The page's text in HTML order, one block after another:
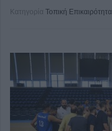
Κατηγορία Τοπική Επικαιρότητα